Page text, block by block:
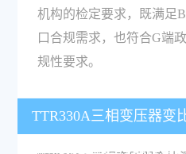
机构的检定要求，既满足
口合规需求，也符合G端
规性要求。
TTR330A三相变压器变